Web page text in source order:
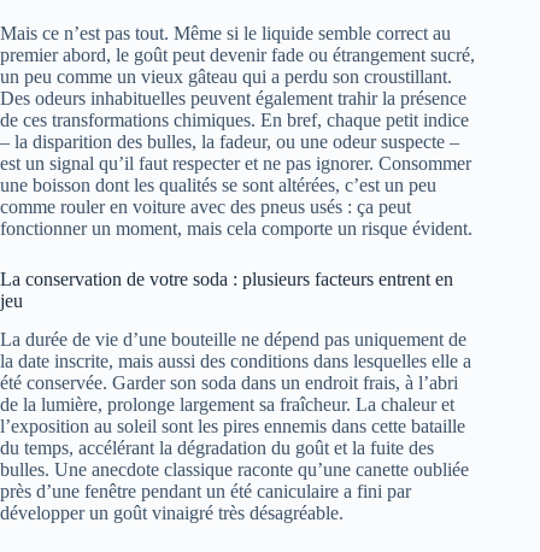
Mais ce n’est pas tout. Même si le liquide semble correct au
premier abord, le goût peut devenir fade ou étrangement sucré,
un peu comme un vieux gâteau qui a perdu son croustillant.
Des odeurs inhabituelles peuvent également trahir la présence
de ces transformations chimiques. En bref, chaque petit indice
– la disparition des bulles, la fadeur, ou une odeur suspecte –
est un signal qu’il faut respecter et ne pas ignorer. Consommer
une boisson dont les qualités se sont altérées, c’est un peu
comme rouler en voiture avec des pneus usés : ça peut
fonctionner un moment, mais cela comporte un risque évident.
La conservation de votre soda : plusieurs facteurs entrent en
jeu
La durée de vie d’une bouteille ne dépend pas uniquement de
la date inscrite, mais aussi des conditions dans lesquelles elle a
été conservée. Garder son soda dans un endroit frais, à l’abri
de la lumière, prolonge largement sa fraîcheur. La chaleur et
l’exposition au soleil sont les pires ennemis dans cette bataille
du temps, accélérant la dégradation du goût et la fuite des
bulles. Une anecdote classique raconte qu’une canette oubliée
près d’une fenêtre pendant un été caniculaire a fini par
développer un goût vinaigré très désagréable.